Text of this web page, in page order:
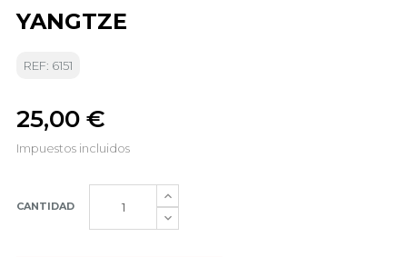
YANGTZE
REF: 6151
25,00 €
Impuestos incluidos
CANTIDAD